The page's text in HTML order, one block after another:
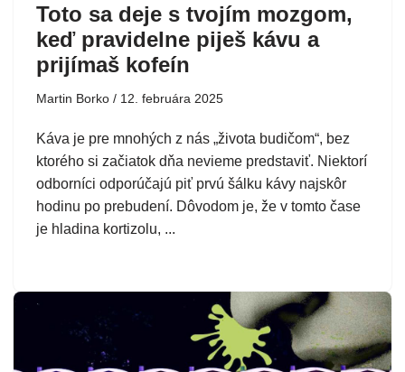
Toto sa deje s tvojím mozgom,
keď pravidelne piješ kávu a
prijímaš kofeín
Martin Borko 12. februára 2025
Káva je pre mnohých z nás „života budičom“, bez
ktorého si začiatok dňa nevieme predstaviť. Niektorí
odborníci odporúčajú piť prvú šálku kávy najskôr
hodinu po prebudení. Dôvodom je, že v tomto čase
je hladina kortizolu, ...